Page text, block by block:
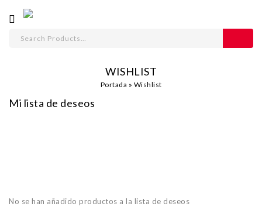
WISHLIST
Portada » Wishlist
Mi lista de deseos
No se han añadido productos a la lista de deseos